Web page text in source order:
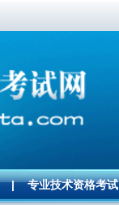
| 专业技术资格考试